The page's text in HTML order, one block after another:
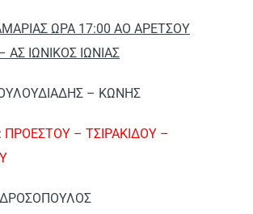
ΩΡΑ 17:00 ΑΟ ΑΡΕΤΣΟΥ
ΙΩΝΙΚΟΣ ΙΩΝΙΑΣ
– ΚΩΝΗΣ
ΠΡΟΕΣΤΟΥ – ΤΣΙΡΑΚΙΔΟΥ –
ΔΡΟΣΟΠΟΥΛΟΣ